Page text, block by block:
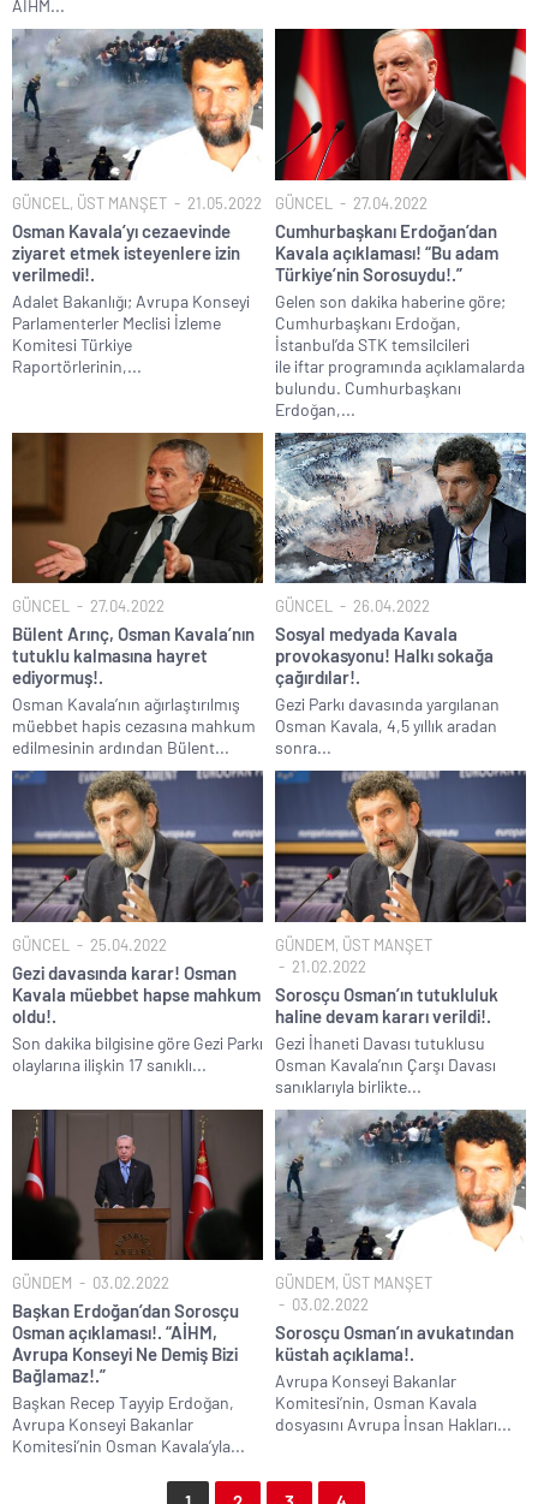
AİHM...
GÜNCEL , ÜST MANŞET 21.05.2022
Osman Kavala’yı cezaevinde
ziyaret etmek isteyenlere izin
verilmedi!.
Adalet Bakanlığı; Avrupa Konseyi
Parlamenterler Meclisi İzleme
Komitesi Türkiye
Raportörlerinin,...
GÜNCEL 27.04.2022
Cumhurbaşkanı Erdoğan’dan
Kavala açıklaması! “Bu adam
Türkiye’nin Sorosuydu!.”
Gelen son dakika haberine göre;
Cumhurbaşkanı Erdoğan,
İstanbul’da STK temsilcileri
ile iftar programında açıklamalarda
bulundu. Cumhurbaşkanı
Erdoğan,...
GÜNCEL 27.04.2022
Bülent Arınç, Osman Kavala’nın
tutuklu kalmasına hayret
ediyormuş!.
Osman Kavala’nın ağırlaştırılmış
müebbet hapis cezasına mahkum
edilmesinin ardından Bülent...
GÜNCEL 26.04.2022
Sosyal medyada Kavala
provokasyonu! Halkı sokağa
çağırdılar!.
Gezi Parkı davasında yargılanan
Osman Kavala, 4,5 yıllık aradan
sonra...
GÜNCEL 25.04.2022
Gezi davasında karar! Osman
Kavala müebbet hapse mahkum
oldu!.
Son dakika bilgisine göre Gezi Parkı
olaylarına ilişkin 17 sanıklı...
GÜNDEM, ÜST MANŞET
21.02.2022
Sorosçu Osman’ın tutukluluk
haline devam kararı verildi!.
Gezi İhaneti Davası tutuklusu
Osman Kavala’nın Çarşı Davası
sanıklarıyla birlikte...
GÜNDEM 03.02.2022
Başkan Erdoğan’dan Sorosçu
Osman açıklaması!. “AİHM,
Avrupa Konseyi Ne Demiş Bizi
Bağlamaz!.”
Başkan Recep Tayyip Erdoğan,
Avrupa Konseyi Bakanlar
Komitesi’nin Osman Kavala’yla...
GÜNDEM, ÜST MANŞET
03.02.2022
Sorosçu Osman’ın avukatından
küstah açıklama!.
Avrupa Konseyi Bakanlar
Komitesi’nin, Osman Kavala
dosyasını Avrupa İnsan Hakları...